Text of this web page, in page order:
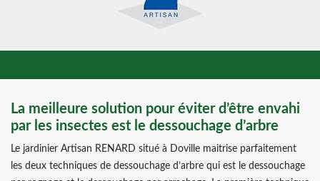
La meilleure solution pour éviter d’être envahi
par les insectes est le dessouchage d’arbre
Le jardinier Artisan RENARD situé à Doville maitrise parfaitement
les deux techniques de dessouchage d’arbre qui est le dessouchage